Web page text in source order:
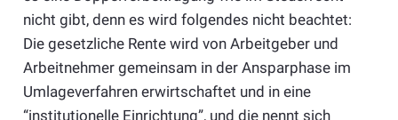
nicht gibt, denn es wird folgendes nicht beachtet:
Die gesetzliche Rente wird von Arbeitgeber und
Arbeitnehmer gemeinsam in der Ansparphase im
Umlageverfahren erwirtschaftet und in eine
“institutionelle Einrichtung”, und die nennt sich